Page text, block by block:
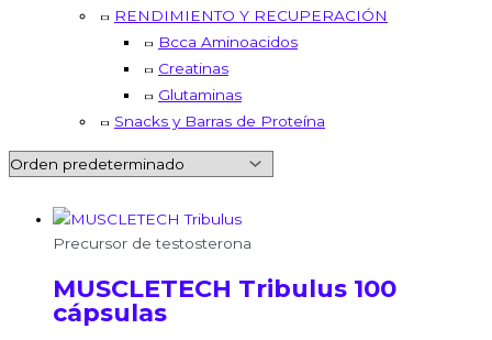
RENDIMIENTO Y RECUPERACIÓN
Bcca Aminoacidos
Creatinas
Glutaminas
Snacks y Barras de Proteína
Precursor de testosterona
MUSCLETECH Tribulus 100
cápsulas